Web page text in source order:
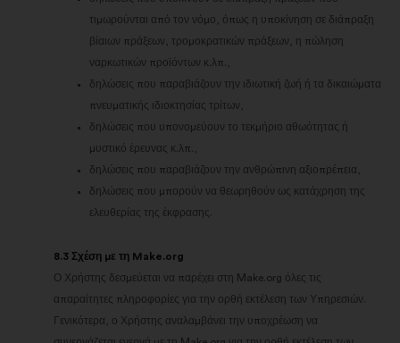
τιμωρούνται από τον νόμο, όπως η υποκίνηση σε διάπραξη
βίαιων πράξεων, τρομοκρατικών πράξεων, η πώληση
ναρκωτικών προϊόντων κ.λπ.,
δηλώσεις που παραβιάζουν την ιδιωτική ζωή ή τα δικαιώματα
πνευματικής ιδιοκτησίας τρίτων,
δηλώσεις που υπονομεύουν το τεκμήριο αθωότητας ή
μυστικό έρευνας κ.λπ.,
δηλώσεις που παραβιάζουν την ανθρώπινη αξιοπρέπεια,
δηλώσεις που μπορούν να θεωρηθούν ως κατάχρηση της
ελευθερίας της έκφρασης.
8.3 Σχέση με τη Make.org
Ο Χρήστης δεσμεύεται να παρέχει στη Make.org όλες τις
απαραίτητες πληροφορίες για την ορθή εκτέλεση των Υπηρεσιών.
Γενικότερα, ο Χρήστης αναλαμβάνει την υποχρέωση να